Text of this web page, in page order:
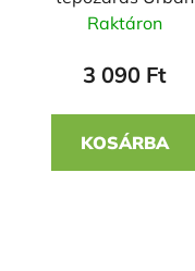
22mm
Raktáron
3 090 Ft
KOSÁRBA